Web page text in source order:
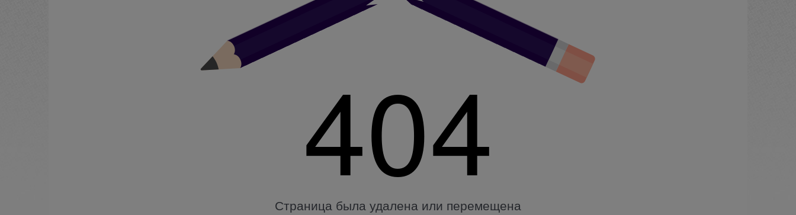
404
Страница была удалена или перемещена